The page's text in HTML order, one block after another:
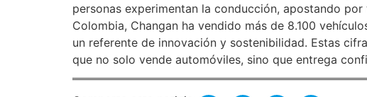
personas experimentan la conducción, apostando
Colombia, Changan ha vendido más de 8.100
un referente de innovación y sostenibilidad. Estas
que no solo vende automóviles, sino que entrega